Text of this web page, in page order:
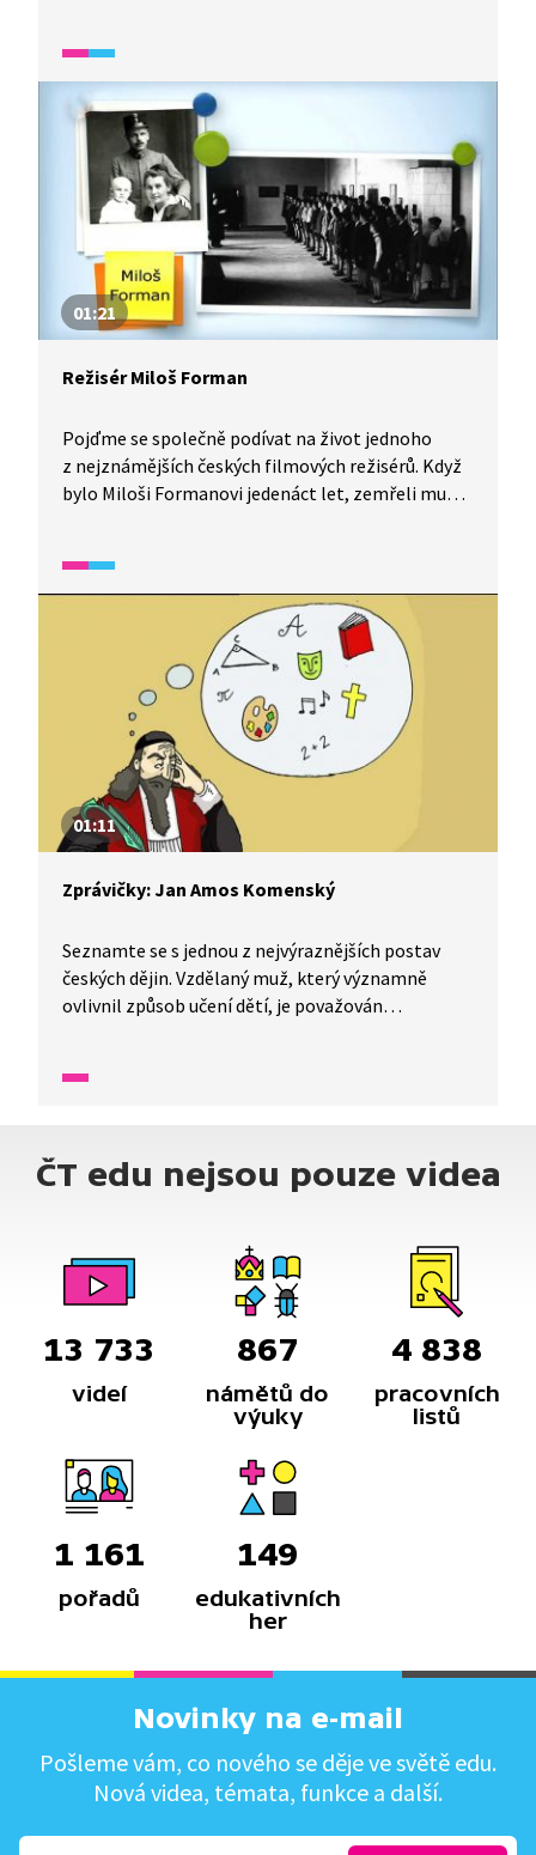
01:21
Režisér Miloš Forman
Pojďme se společně podívat na život jednoho
z nejznámějších českých filmových režisérů. Když
bylo Miloši Formanovi jedenáct let, zemřeli mu
film Hoří, má panenko málem dostal americkou
filmovou cenu Oscar.
01:11
Zprávičky: Jan Amos Komenský
Seznamte se s jednou z nejvýraznějších postav
českých dějin. Vzdělaný muž, který významně
ovlivnil způsob učení dětí, je považován
ČT edu nejsou pouze videa
13 733
videí
867
námětů do
výuky
4 838
pracovních
listů
1 161
pořadů
149
edukativních
her
Novinky na e-mail
Pošleme vám, co nového se děje ve světě edu.
Nová videa, témata, funkce a další.